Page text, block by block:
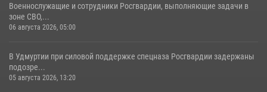
Военнослужащие и сотрудники Росгвардии, выполняющие задачи в
зоне СВО,...
06 августа 2026, 05:00
В Удмуртии при силовой поддержке спецназа Росгвардии задержаны
подозре...
05 августа 2026, 13:20